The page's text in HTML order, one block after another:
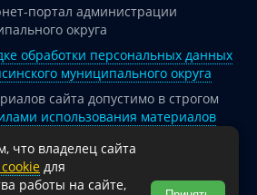
портал администрации
округа
обработки персональных данных
муниципального округа
сайта допустимо в строгом
использования материалов
информации ссылка
что владелец сайта
для
работы на сайте,